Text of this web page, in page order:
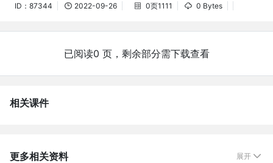
ID：87344  2022-09-26  0页1111  0 Bytes
已阅读0 页，剩余部分需下载查看
相关课件
更多相关资料 展开 